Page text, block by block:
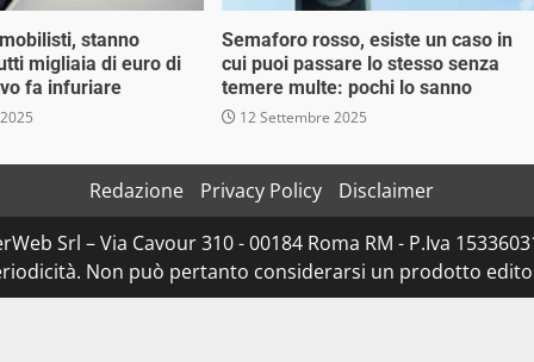
stanno
migliaia di euro di
fa infuriare
Semaforo rosso, esiste un caso in
cui puoi passare lo stesso senza
temere multe: pochi lo sanno
12 Settembre 2025
Redazione Privacy Policy
Disclaimer
Srl – Via Cavour 310 - 00184 Roma RM - P.Iva
Non può pertanto considerarsi un prodotto